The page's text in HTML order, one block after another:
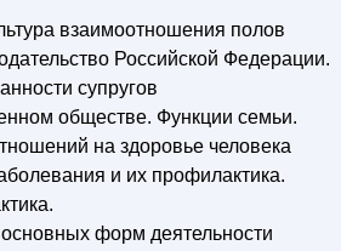
взаимоотношения полов
Российской Федерации.
супругов
обществе. Функции семьи.
на здоровье человека
и их профилактика.
форм деятельности